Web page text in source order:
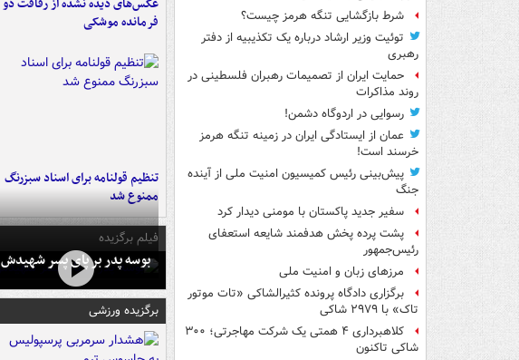
شرط بازگشایی تنگه هرمز چیست؟
توئیت وزیر ارشاد درباره یک تکذیبیه از دفتر
رهبری
حمایت ایران از تصمیمات رهبران فلسطینی در
روند مذاکرات
رسوایی در اردوگاه دشمن!
عمان از ایستادگی ایران در زمینه تنگه هرمز
خرسند است!
پیش‌بینی رئیس کمیسیون امنیت ملی از آینده
جنگ
سفیر جدید پاکستان با مومنی دیدار کرد
پشت پرده پخش هدفمند شایعه استعفای
رئیس‌جمهور
مرزهای زبان و امنیت ملی
برگزاری دادگاه پرونده کثیرالشاکی «تات موتور
تاک» با ۲۹۷۹ شاکی
کلاهبرداری ۴ همتی یک شرکت مهاجرتی؛ ۳۰۰
شاکی تاکنون
عکس‌های دیده نشده از رفاقت دو
فرمانده‌ موشکی
تنظیم قولنامه برای اسناد سبزرنگ
ممنوع شد
فیلم برگزیده
بوسه‌ پدر بر پای پسر شهیدش
برگزیده ورزشی